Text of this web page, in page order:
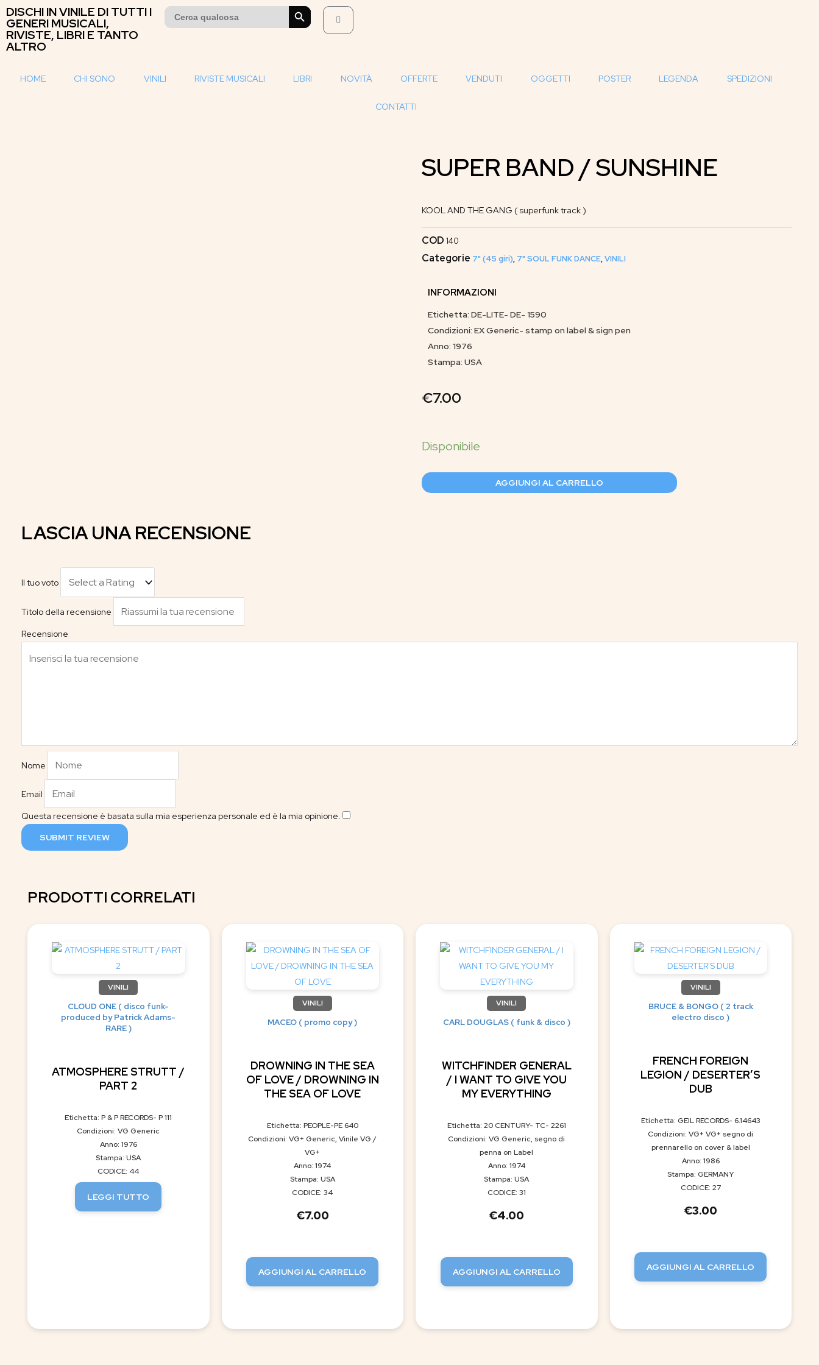
DISCHI IN VINILE DI TUTTI I
GENERI MUSICALI,
RIVISTE, LIBRI E TANTO
ALTRO
Search
for:
SEARCH BUTTON
HOME CHI SONO VINILI RIVISTE MUSICALI LIBRI NOVITÀ OFFERTE VENDUTI OGGETTI POSTER LEGENDA SPEDIZIONI
CONTATTI
SUPER BAND / SUNSHINE
KOOL AND THE GANG ( superfunk track )
COD 140
Categorie 7" (45 giri), 7" SOUL FUNK DANCE,VINILI
INFORMAZIONI
Etichetta: DE-LITE- DE- 1590
Condizioni: EX Generic- stamp on label & sign pen
Anno: 1976
Stampa: USA
€7.00
AGGIUNGI AL CARRELLO
LASCIA UNA RECENSIONE
Il tuo voto
Titolo della recensione
Recensione
Nome
Email
Questa recensione è basata sulla mia esperienza personale ed è la mia opinione.
SUBMIT REVIEW
PRODOTTI CORRELATI
VINILI
CLOUD ONE ( disco funk-
produced by Patrick Adams-
RARE )
ATMOSPHERE STRUTT /
PART 2
Etichetta: P & P RECORDS- P 111
Condizioni: VG Generic
Anno: 1976
Stampa: USA
CODICE: 44
LEGGI TUTTO
VINILI
MACEO ( promo copy )
DROWNING IN THE SEA
OF LOVE / DROWNING IN
THE SEA OF LOVE
Etichetta: PEOPLE-PE 640
Condizioni: VG+ Generic, Vinile VG /
VG+
Anno: 1974
Stampa: USA
CODICE: 34
€7.00
AGGIUNGI AL CARRELLO
VINILI
CARL DOUGLAS ( funk & disco )
WITCHFINDER GENERAL
/ I WANT TO GIVE YOU
MY EVERYTHING
Etichetta: 20 CENTURY- TC- 2261
Condizioni: VG Generic, segno di
penna on Label
Anno: 1974
Stampa: USA
CODICE: 31
€4.00
AGGIUNGI AL CARRELLO
VINILI
BRUCE & BONGO ( 2 track
electro disco )
FRENCH FOREIGN
LEGION / DESERTER’S
DUB
Etichetta: GEIL RECORDS- 6.14643
Condizioni: VG+ VG+ segno di
prennarello on cover & label
Anno: 1986
Stampa: GERMANY
CODICE: 27
€3.00
AGGIUNGI AL CARRELLO